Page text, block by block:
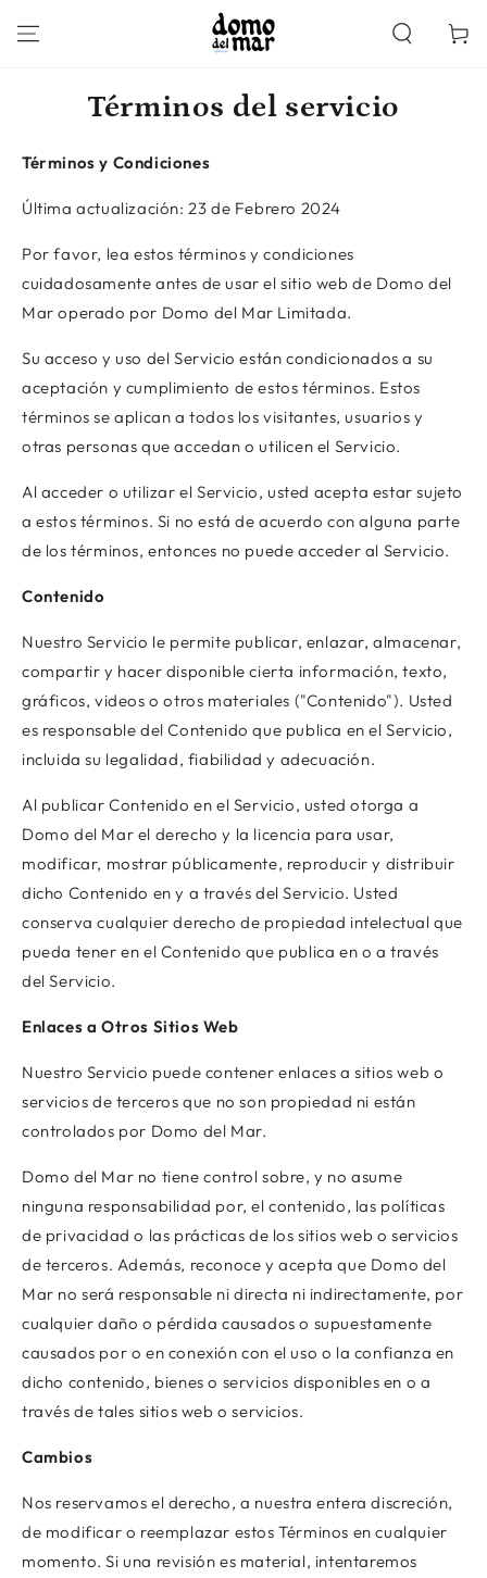
CONTENIDO
Carrito
Términos del servicio
Términos y Condiciones
Última actualización: 23 de Febrero 2024
Por favor, lea estos términos y condiciones
cuidadosamente antes de usar el sitio web de Domo del
Mar operado por Domo del Mar Limitada.
Su acceso y uso del Servicio están condicionados a su
aceptación y cumplimiento de estos términos. Estos
términos se aplican a todos los visitantes, usuarios y
otras personas que accedan o utilicen el Servicio.
Al acceder o utilizar el Servicio, usted acepta estar sujeto
a estos términos. Si no está de acuerdo con alguna parte
de los términos, entonces no puede acceder al Servicio.
Contenido
Nuestro Servicio le permite publicar, enlazar, almacenar,
compartir y hacer disponible cierta información, texto,
gráficos, videos o otros materiales ("Contenido"). Usted
es responsable del Contenido que publica en el Servicio,
incluida su legalidad, fiabilidad y adecuación.
Al publicar Contenido en el Servicio, usted otorga a
Domo del Mar el derecho y la licencia para usar,
modificar, mostrar públicamente, reproducir y distribuir
dicho Contenido en y a través del Servicio. Usted
conserva cualquier derecho de propiedad intelectual que
pueda tener en el Contenido que publica en o a través
del Servicio.
Enlaces a Otros Sitios Web
Nuestro Servicio puede contener enlaces a sitios web o
servicios de terceros que no son propiedad ni están
controlados por Domo del Mar.
Domo del Mar no tiene control sobre, y no asume
ninguna responsabilidad por, el contenido, las políticas
de privacidad o las prácticas de los sitios web o servicios
de terceros. Además, reconoce y acepta que Domo del
Mar no será responsable ni directa ni indirectamente, por
cualquier daño o pérdida causados o supuestamente
causados por o en conexión con el uso o la confianza en
dicho contenido, bienes o servicios disponibles en o a
través de tales sitios web o servicios.
Cambios
Nos reservamos el derecho, a nuestra entera discreción,
de modificar o reemplazar estos Términos en cualquier
momento. Si una revisión es material, intentaremos